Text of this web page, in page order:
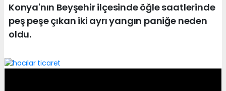
Konya'nın Beyşehir ilçesinde öğle saatlerinde
peş peşe çıkan iki ayrı yangın paniğe neden
oldu.